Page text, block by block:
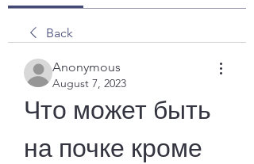
Back
Anonymous
August 7, 2023
Что может быть
на почке кроме